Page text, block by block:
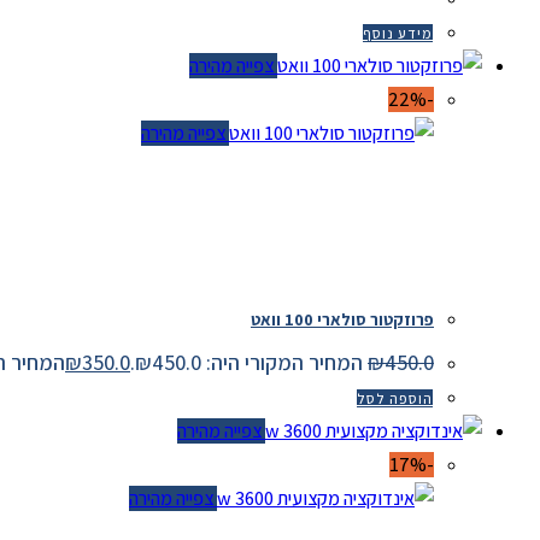
מידע נוסף
צפייה מהירה
צפייה מהירה
פרוזקטור סולארי 100 וואט
₪450.0 המחיר המקורי היה: ₪450.0. ₪350.0 המחיר
הוספה לסל
צפייה מהירה
צפייה מהירה